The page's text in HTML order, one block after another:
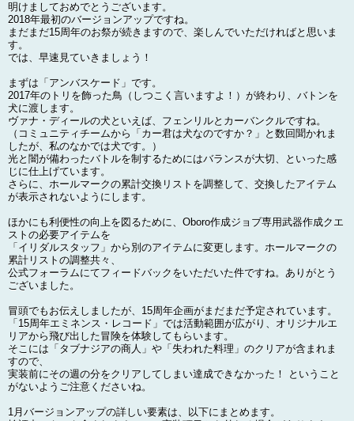
明けましておめでとうございます。
2018年最初のバージョンアップですね。
まだまだ15周年のお祭が続きますので、楽しんでいただければと思いま
す。
では、早速見ていきましょう！
まずは「アンバスケード」です。
2017年のトリを飾った鳥（しつこく言いますよ！）が終わり、バトンを
犬に渡します。
ヴァナ・ディールの犬といえば、フェンリルとカーバンクルですね。
（コミュニティチームから「カー君は犬なのですか？」と数回聞かれま
したが、私のなかでは犬です。）
光と闇が備わったバトルを制するためにはバランスが大切、といった感
じに仕上げています。
さらに、ホールマークの累計交換リストを調整して、交換したアイテム
が表示されないようにします。
ほかにも利便性の向上を図るために、Oboro作成ジョブ専用武器作成クエ
ストの必要アイテムを
「イリダルスタッフ」から別のアイテムに変更します。ホールマークの
累計リストの調整共々、
公式フォーラムにてフィードバックをいただいた件ですね。ありがとう
ございました。
冒頭でもお伝えしましたが、15周年企画がまだまだ予定されています。
「15周年エミネンス・レコード」では活動範囲が広がり、オリジナルエ
リアから飛び出した冒険を体験してもらいます。
そこには「タブナジアの商人」や「失われた料理」のクリアが含まれま
すので、
実装前にその週の分をクリアしてしまい達成できなかった！ ということ
がないようご注意くださいね。
1月バージョンアップの詳しい要素は、以下にまとめます。